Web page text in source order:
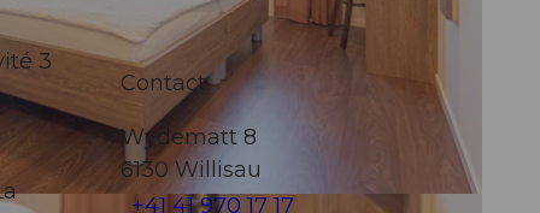
3
Contact
Wydematt 8
6130 Willisau
+41 41 970 17 17